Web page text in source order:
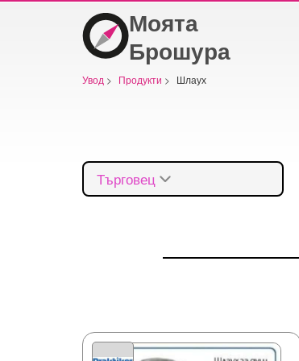
Моята
Брошура
Увод > Продукти > Шлаух
Търговец